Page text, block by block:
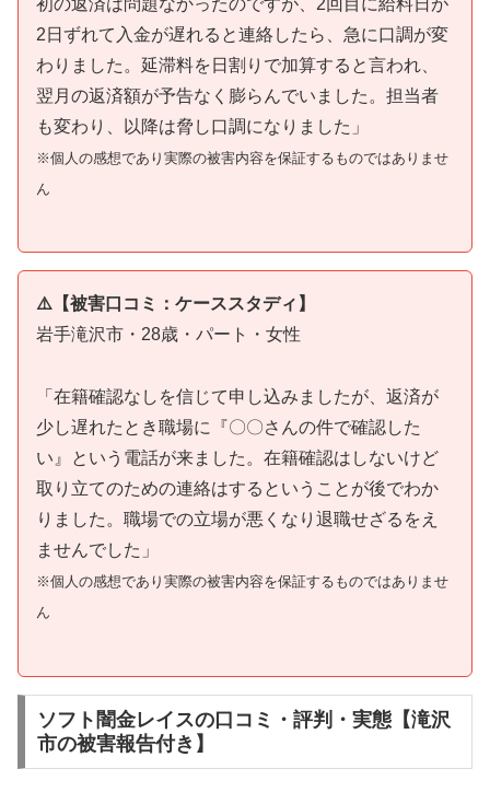
2日ずれて入金が遅れると連絡したら、急に口調が変
わりました。延滞料を日割りで加算すると言われ、
翌月の返済額が予告なく膨らんでいました。担当者
も変わり、以降は脅し口調になりました」
※個人の感想であり実際の被害内容を保証するものではありませ
ん
⚠️【被害口コミ：ケーススタディ】
岩手滝沢市・28歳・パート・女性
「在籍確認なしを信じて申し込みましたが、返済が
少し遅れたとき職場に『〇〇さんの件で確認した
い』という電話が来ました。在籍確認はしないけど
取り立てのための連絡はするということが後でわか
りました。職場での立場が悪くなり退職せざるをえ
ませんでした」
※個人の感想であり実際の被害内容を保証するものではありませ
ん
ソフト闇金レイスの口コミ・評判・実態【滝沢
市の被害報告付き】